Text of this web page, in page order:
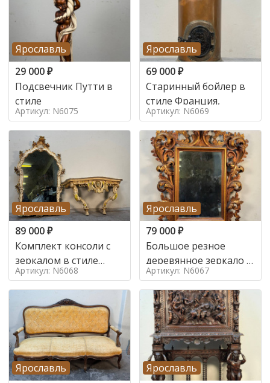
Ярославль
29 000₽
Подсвечник Путти в
стиле
Артикул: N6075
Ярославль
69 000₽
Старинный бойлер в
стиле Франция,
Артикул: N6069
Ярославль
89 000₽
Комплект консоли с
зеркалом в стиле
ренессанс,
Артикул: N6068
Ярославль
79 000₽
Большое резное
деревянное зеркало с
золочением в стиле
Артикул: N6067
Ярославль
Ярославль